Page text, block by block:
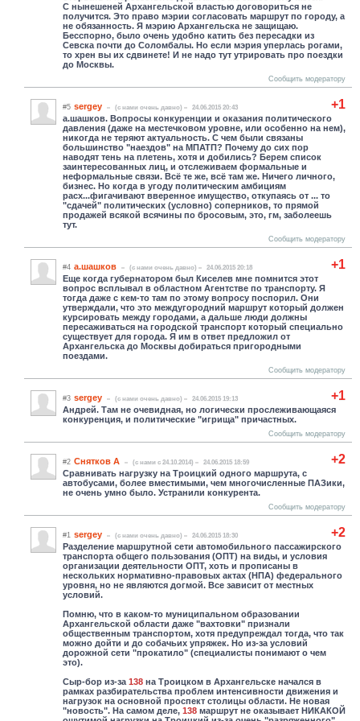
С нынешеней Архангельской властью договориться не
получится. Это право мэрии согласовать маршрут по городу, а
не обязанность. Я мэрию Архангельска не защищаю.
Бесспорно, было очень удобно катить без пересадки из
Севска почти до Соломбалы. Но если мэрия уперлась рогами,
то хрен вы их сдвинете! И не надо тут утрировать про поездки
до Москвы.
Сообщить модератору
+1
#5 sergey (c нами очень давно) 24.06.2015 20:43
а.шашков. Вопросы конкуренции и оказания политического
давления (даже на местечковом уровне, или особенно на нем),
никогда не теряют актуальность. С чем были связаны
большинство "наездов" на МПАТП? Почему до сих пор
наводят тень на плетень, хотя и добились? Берем список
заинтересованных лиц, и отслеживаем формальные и
неформальные связи. Всё те же, всё там же. Ничего личного,
бизнес. Но когда в угоду политическим амбициям
расх...фигачивают вверенное имущество, откупаясь от ... то
"сдачей" политических (условно) соперников, то прямой
продажей всякой всячины по бросовым, это, гм, заболеешь
тут.
Сообщить модератору
+1
#4 а.шашков (c нами очень давно) 24.06.2015 20:18
Еще когда губернатором был Киселев мне помнится этот
вопрос всплывал в областном Агентстве по транспорту. Я
тогда даже с кем-то там по этому вопросу поспорил. Они
утверждали, что это междугородний маршрут который должен
курсировать между городами, а дальше люди должны
пересаживаться на городской транспорт который специально
существует для города. Я им в ответ предложил от
Архангельска до Москвы добираться пригородными
поездами.
Сообщить модератору
+1
#3 sergey (c нами очень давно) 24.06.2015 19:13
Андрей. Там не очевидная, но логически прослеживающаяся
конкуренция, и политические "игрища" причастных.
Сообщить модератору
+2
#2 Снятков А (c нами с 24.10.2014) 24.06.2015 18:59
Сравнивать нагрузку на Троицкий одного маршрута, с
автобусами, более вместимыми, чем многочисленные ПАЗики,
не очень умно было. Устранили конкурента.
Сообщить модератору
+2
#1 sergey (c нами очень давно) 24.06.2015 18:30
Разделение маршрутной сети автомобильного пассажирского
транспорта общего пользования (ОПТ) на виды, и условия
организации деятельности ОПТ, хоть и прописаны в
нескольких нормативно-правовых актах (НПА) федерального
уровня, но не являются догмой. Все зависит от местных
условий.
Помню, что в каком-то муниципальном образовании
Архангельской области даже "вахтовки" признали
общественным транспортом, хотя предупреждал тогда, что так
можно дойти и до собачьих упряжек. Но из-за условий
дорожной сети "прокатило" (специалисты понимают о чем
это).
Сыр-бор из-за 138 на Троицком в Архангельске начался в
рамках разбирательства проблем интенсивности движения и
нагрузок на основной проспект столицы области. Не новая
"новость". На самом деле, 138 маршрут не оказывает НИКАКОЙ